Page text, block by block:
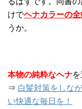
けでヘナカラーの全
うか。
本物の純粋なヘナ
⇒ 白髪対策をしな
い快適な毎日を！